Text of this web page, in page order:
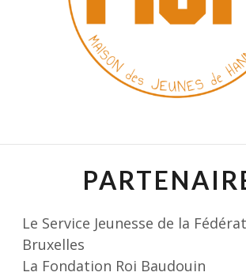
Le Service Jeunesse de la
Bruxelles
La Fondation Roi Baudouin